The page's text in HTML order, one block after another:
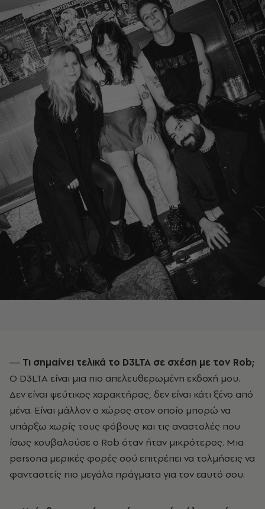
― Τι σημαίνει τελικά το D3LTA σε σχέση με τον Rob;
Ο D3LTA είναι μια πιο απελευθερωμένη εκδοχή μου.
Δεν είναι ψεύτικος χαρακτήρας, δεν είναι κάτι ξένο από
μένα. Είναι μάλλον ο χώρος στον οποίο μπορώ να
υπάρξω χωρίς τους φόβους και τις αναστολές που
ίσως κουβαλούσε ο Rob όταν ήταν μικρότερος. Μια
persona μερικές φορές σού επιτρέπει να τολμήσεις να
φανταστείς πιο μεγάλα πράγματα για τον εαυτό σου.